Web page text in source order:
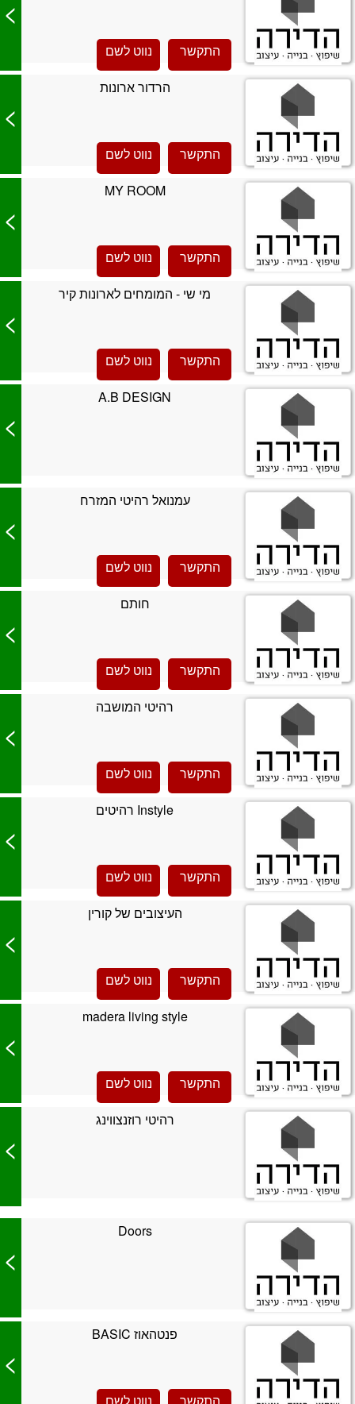
התקשר נווט לשם
>
הרדור ארונות
התקשר נווט לשם
>
MY ROOM
התקשר נווט לשם
>
מי שי - המומחים לארונות קיר
התקשר נווט לשם
>
A.B DESIGN
>
עמנואל רהיטי המזרח
התקשר נווט לשם
>
חותם
התקשר נווט לשם
>
רהיטי המושבה
התקשר נווט לשם
>
Instyle רהיטים
התקשר נווט לשם
>
העיצובים של קורין
התקשר נווט לשם
>
madera living style
התקשר נווט לשם
>
רהיטי רוזנצווינג
>
Doors
>
פנטהאוז BASIC
>